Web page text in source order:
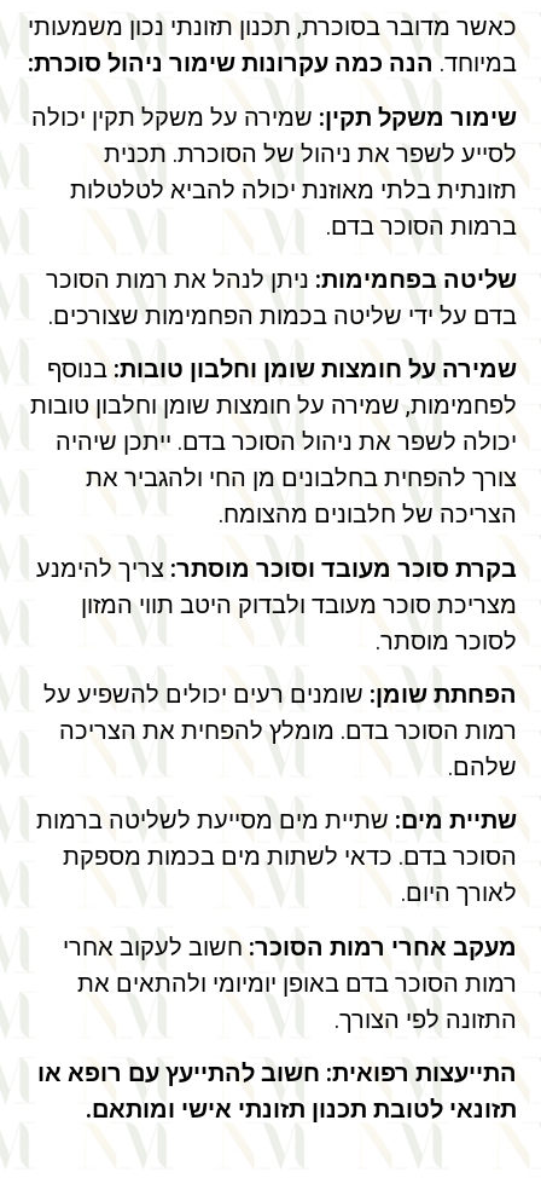
כאשר מדובר בסוכרת, תכנון תזונתי נכון משמעותי
במיוחד. הנה כמה עקרונות שימור ניהול סוכרת:
שימור משקל תקין: שמירה על משקל תקין יכולה
לסייע לשפר את ניהול של הסוכרת. תכנית
תזונתית בלתי מאוזנת יכולה להביא לטלטלות
ברמות הסוכר בדם.
שליטה בפחמימות: ניתן לנהל את רמות הסוכר
בדם על ידי שליטה בכמות הפחמימות שצורכים.
שמירה על חומצות שומן וחלבון טובות: בנוסף
לפחמימות, שמירה על חומצות שומן וחלבון טובות
יכולה לשפר את ניהול הסוכר בדם. ייתכן שיהיה
צורך להפחית בחלבונים מן החי ולהגביר את
הצריכה של חלבונים מהצומח.
בקרת סוכר מעובד וסוכר מוסתר: צריך להימנע
מצריכת סוכר מעובד ולבדוק היטב תווי המזון
לסוכר מוסתר.
הפחתת שומן: שומנים רעים יכולים להשפיע על
רמות הסוכר בדם. מומלץ להפחית את הצריכה
שלהם.
שתיית מים: שתיית מים מסייעת לשליטה ברמות
הסוכר בדם. כדאי לשתות מים בכמות מספקת
לאורך היום.
מעקב אחרי רמות הסוכר: חשוב לעקוב אחרי
רמות הסוכר בדם באופן יומיומי ולהתאים את
התזונה לפי הצורך.
התייעצות רפואית: חשוב להתייעץ עם רופא או
תזונאי לטובת תכנון תזונתי אישי ומותאם.